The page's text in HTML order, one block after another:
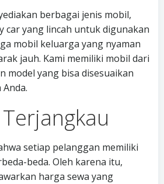
berbagai jenis mobil,
car yang lincah untuk digunakan
mobil keluarga yang nyaman
jauh. Kami memiliki mobil dari
model yang bisa disesuaikan
setiap pelanggan memiliki
beda. Oleh karena itu,
harga sewa yang